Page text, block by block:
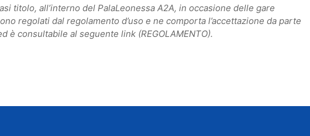
titolo, all’interno del PalaLeonessa A2A, in occasione delle gare
regolati dal regolamento d’uso e ne comporta l’accettazione da parte
è consultabile al seguente link (REGOLAMENTO).